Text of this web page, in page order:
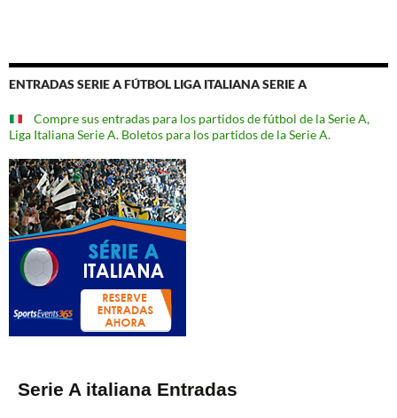
ENTRADAS SERIE A FÚTBOL LIGA ITALIANA SERIE A
Compre sus entradas para los partidos de fútbol de la Serie A,
Liga Italiana Serie A. Boletos para los partidos de la Serie A.